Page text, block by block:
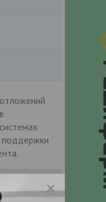
поддержки